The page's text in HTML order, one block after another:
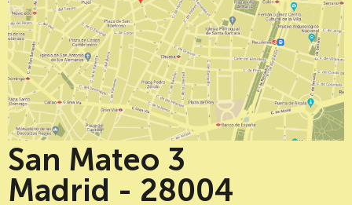
San Mateo 3
Madrid - 28004